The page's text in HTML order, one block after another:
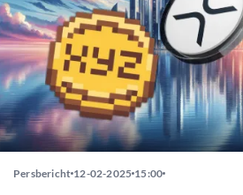
Persbericht 12-02-2025 15:00